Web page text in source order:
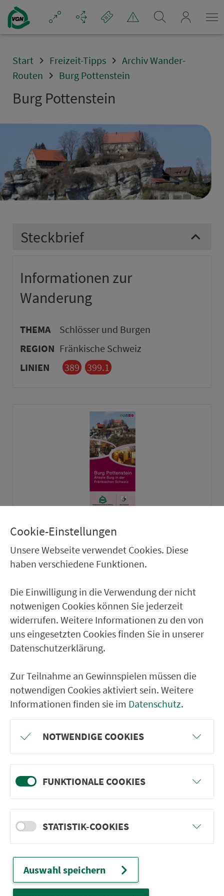
Navigation überspringen
Start Freizeit-Tipps
Archiv Wander-
Routen
Burg Pottenstein
Burg Pottenstein
Steckbrief
Informationen zur
Wanderung
THEMA
Schlösser und Burgen
REGION Fränkische Schweiz
LINIEN
389 399.1
Zum Download
| © PTV AG / HERE | ©
Klicken zum Zoomen
Vorwort
Daten & Fakten
Kon­takt
Impressionen
Ver­kehrs­ver­bund Groß­raum
Cookie-Einstellungen
Unsere Webseite verwendet Cookies. Diese
haben verschiedene Funktionen.
Die Einwilligung in die Verwendung der nicht
notwenigen Cookies können Sie jederzeit
widerrufen. Weitere Informationen zu den von
uns eingesetzten Cookies finden Sie in unserer
Datenschutzerklärung.
Zur Teilnahme an Gewinnspielen müssen die
notwendigen Cookies aktiviert sein. Weitere
Informationen finden sie im Datenschutz.
NOTWENDIGE COOKIES
FUNKTIONALE COOKIES
STATISTIK-COOKIES
Auswahl speichern